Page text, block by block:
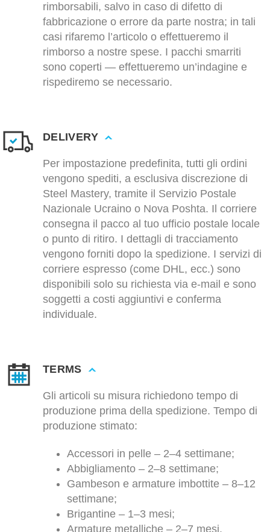
rimborsabili, salvo in caso di difetto di
fabbricazione o errore da parte nostra; in tali
casi rifaremo l’articolo o effettueremo il
rimborso a nostre spese. I pacchi smarriti
sono coperti — effettueremo un’indagine e
rispediremo se necessario.
DELIVERY
Per impostazione predefinita, tutti gli ordini
vengono spediti, a esclusiva discrezione di
Steel Mastery, tramite il Servizio Postale
Nazionale Ucraino o Nova Poshta. Il corriere
consegna il pacco al tuo ufficio postale locale
o punto di ritiro. I dettagli di tracciamento
vengono forniti dopo la spedizione. I servizi di
corriere espresso (come DHL, ecc.) sono
disponibili solo su richiesta via e-mail e sono
soggetti a costi aggiuntivi e conferma
individuale.
TERMS
Gli articoli su misura richiedono tempo di
produzione prima della spedizione. Tempo di
produzione stimato:
Accessori in pelle – 2–4 settimane;
Abbigliamento – 2–8 settimane;
Gambeson e armature imbottite – 8–12
settimane;
Brigantine – 1–3 mesi;
Armature metalliche – 2–7 mesi.